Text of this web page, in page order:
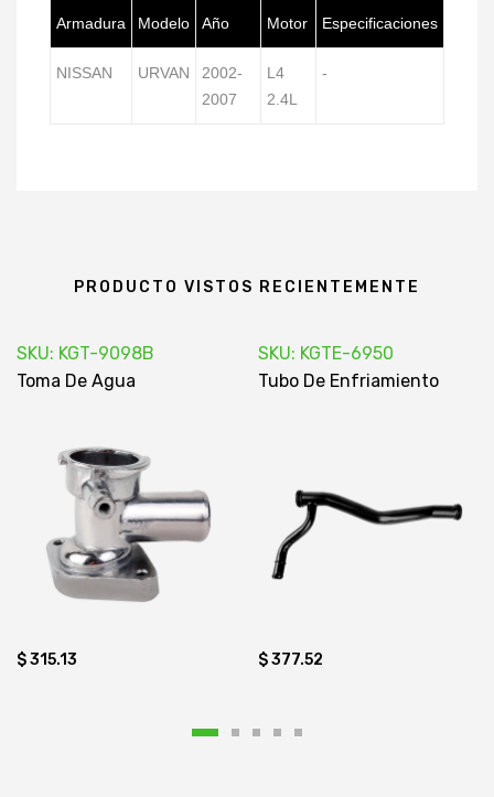
Armadura Modelo Año Motor Especificaciones
NISSAN URVAN
2002-
2007
L4
2.4L
-
PRODUCTO VISTOS RECIENTEMENTE
SKU: KGT-9098B
Toma De Agua
$ 315.13
SKU: KGTE-6950
Tubo De Enfriamiento
$ 377.52